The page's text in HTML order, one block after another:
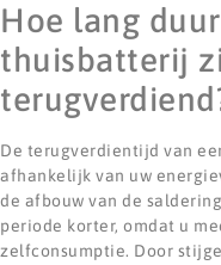
Hoe lang
thuisbatterij
De terugverdientijd van
afhankelijk van uw
de afbouw van de
periode korter, omdat u
zelfconsumptie. Door